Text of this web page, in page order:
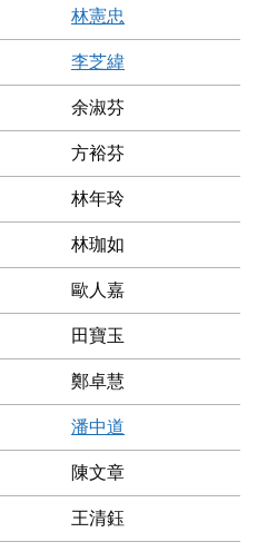
林憲忠
李芝緯
余淑芬
方裕芬
林年玲
林珈如
歐人嘉
田寶玉
鄭卓慧
潘中道
陳文章
王清鈺